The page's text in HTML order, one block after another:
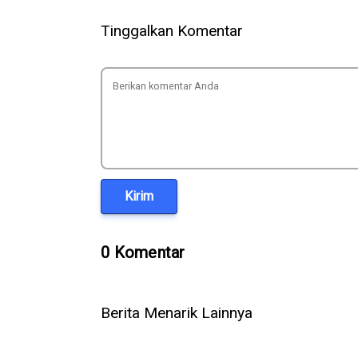
Tinggalkan Komentar
Kirim
0 Komentar
Berita Menarik Lainnya